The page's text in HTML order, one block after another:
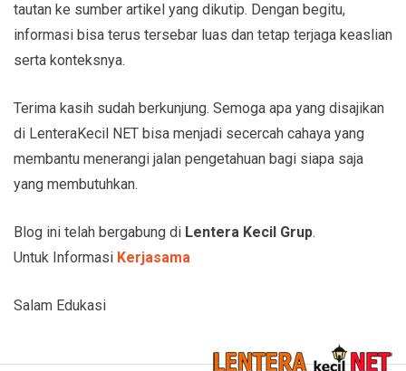
tautan ke sumber artikel yang dikutip. Dengan begitu,
informasi bisa terus tersebar luas dan tetap terjaga keaslian
serta konteksnya.
Terima kasih sudah berkunjung. Semoga apa yang disajikan
di LenteraKecil NET bisa menjadi secercah cahaya yang
membantu menerangi jalan pengetahuan bagi siapa saja
yang membutuhkan.
Blog ini telah bergabung di Lentera Kecil Grup.
Untuk Informasi Kerjasama
Salam Edukasi